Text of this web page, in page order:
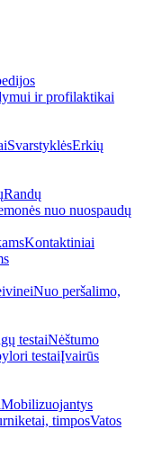
ir profilaktikai
SvarstyklėsErkių
Randų
nuo nuospaudų
Kontaktiniai
Nuo peršalimo,
testaiNėštumo
testaiĮvairūs
Mobilizuojantys
timposVatos